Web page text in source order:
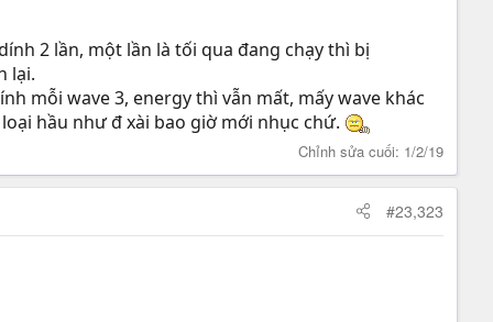
2 lần, một lần là tối qua đang chạy thì bị
lại.
mỗi wave 3, energy thì vẫn mất, mấy wave khác
hầu như đ xài bao giờ mới nhục chứ.
Chỉnh sửa cuối: 1/2/19
#23,323